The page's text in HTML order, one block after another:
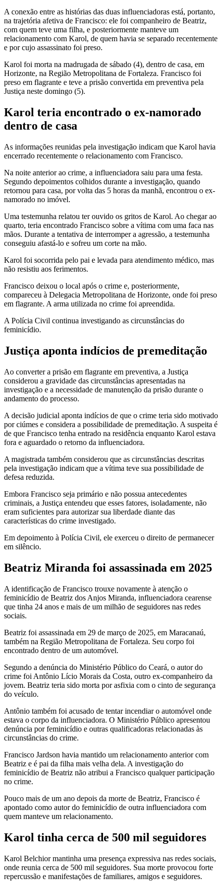
A conexão entre as histórias das duas influenciadoras está, portanto,
na trajetória afetiva de Francisco: ele foi companheiro de Beatriz,
com quem teve uma filha, e posteriormente manteve um
relacionamento com Karol, de quem havia se separado recentemente
e por cujo assassinato foi preso.
Karol foi morta na madrugada de sábado (4), dentro de casa, em
Horizonte, na Região Metropolitana de Fortaleza. Francisco foi
preso em flagrante e teve a prisão convertida em preventiva pela
Justiça neste domingo (5).
Karol teria encontrado o ex-namorado
dentro de casa
As informações reunidas pela investigação indicam que Karol havia
encerrado recentemente o relacionamento com Francisco.
Na noite anterior ao crime, a influenciadora saiu para uma festa.
Segundo depoimentos colhidos durante a investigação, quando
retornou para casa, por volta das 5 horas da manhã, encontrou o ex-
namorado no imóvel.
Uma testemunha relatou ter ouvido os gritos de Karol. Ao chegar ao
quarto, teria encontrado Francisco sobre a vítima com uma faca nas
mãos. Durante a tentativa de interromper a agressão, a testemunha
conseguiu afastá-lo e sofreu um corte na mão.
Karol foi socorrida pelo pai e levada para atendimento médico, mas
não resistiu aos ferimentos.
Francisco deixou o local após o crime e, posteriormente,
compareceu à Delegacia Metropolitana de Horizonte, onde foi preso
em flagrante. A arma utilizada no crime foi apreendida.
A Polícia Civil continua investigando as circunstâncias do
feminicídio.
Justiça aponta indícios de premeditação
Ao converter a prisão em flagrante em preventiva, a Justiça
considerou a gravidade das circunstâncias apresentadas na
investigação e a necessidade de manutenção da prisão durante o
andamento do processo.
A decisão judicial aponta indícios de que o crime teria sido motivado
por ciúmes e considera a possibilidade de premeditação. A suspeita é
de que Francisco tenha entrado na residência enquanto Karol estava
fora e aguardado o retorno da influenciadora.
A magistrada também considerou que as circunstâncias descritas
pela investigação indicam que a vítima teve sua possibilidade de
defesa reduzida.
Embora Francisco seja primário e não possua antecedentes
criminais, a Justiça entendeu que esses fatores, isoladamente, não
eram suficientes para autorizar sua liberdade diante das
características do crime investigado.
Em depoimento à Polícia Civil, ele exerceu o direito de permanecer
em silêncio.
Beatriz Miranda foi assassinada em 2025
A identificação de Francisco trouxe novamente à atenção o
feminicídio de Beatriz dos Anjos Miranda, influenciadora cearense
que tinha 24 anos e mais de um milhão de seguidores nas redes
sociais.
Beatriz foi assassinada em 29 de março de 2025, em Maracanaú,
também na Região Metropolitana de Fortaleza. Seu corpo foi
encontrado dentro de um automóvel.
Segundo a denúncia do Ministério Público do Ceará, o autor do
crime foi Antônio Lício Morais da Costa, outro ex-companheiro da
jovem. Beatriz teria sido morta por asfixia com o cinto de segurança
do veículo.
Antônio também foi acusado de tentar incendiar o automóvel onde
estava o corpo da influenciadora. O Ministério Público apresentou
denúncia por feminicídio e outras qualificadoras relacionadas às
circunstâncias do crime.
Francisco Jardson havia mantido um relacionamento anterior com
Beatriz e é pai da filha mais velha dela. A investigação do
feminicídio de Beatriz não atribui a Francisco qualquer participação
no crime.
Pouco mais de um ano depois da morte de Beatriz, Francisco é
apontado como autor do feminicídio de outra influenciadora com
quem manteve um relacionamento.
Karol tinha cerca de 500 mil seguidores
Karol Belchior mantinha uma presença expressiva nas redes sociais,
onde reunia cerca de 500 mil seguidores. Sua morte provocou forte
repercussão e manifestações de familiares, amigos e seguidores.